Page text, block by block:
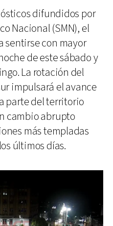
difundidos por
Nacional (SMN), el
sentirse con mayor
de este sábado y
La rotación del
impulsará el avance
parte del territorio
cambio abrupto
más templadas
últimos días.